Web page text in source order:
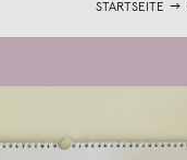
STARTSEITE